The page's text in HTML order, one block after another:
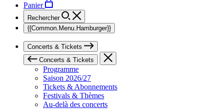
Panier
Rechercher
{{Common.Menu.Hamburger}}
Concerts & Tickets
Concerts & Tickets
Programme
Saison 2026/27
Tickets & Abonnements
Festivals & Thèmes
Au-delà des concerts